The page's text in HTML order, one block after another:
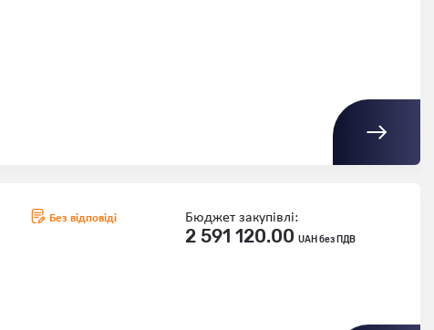
Без відповіді Бюджет закупівлі:
2 591 120.00 UAH без ПДВ